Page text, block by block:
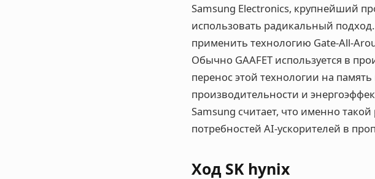
Samsung Electronics, крупнейший
использовать радикальный
применить технологию Gate-All-
Обычно GAAFET используется в
перенос этой технологии на
производительности и
Samsung считает, что именно
потребностей AI-ускорителей в
Ход SK hynix